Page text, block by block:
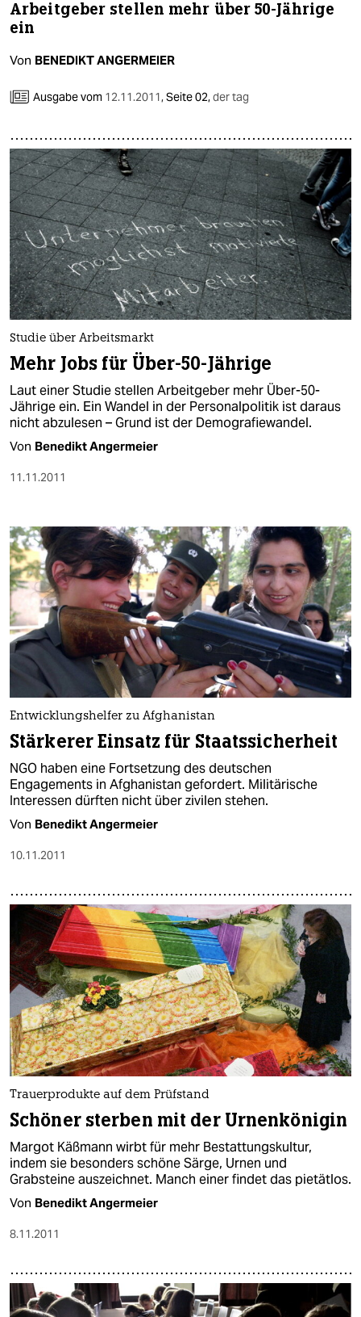
Arbeitgeber stellen mehr über 50-Jährige
ein
Von BENEDIKT ANGERMEIER
Ausgabe vom 12.11.2011,Seite 02,der tag
Studie über Arbeitsmarkt
Mehr Jobs für Über-50-Jährige
Laut einer Studie stellen Arbeitgeber mehr Über-50-
Jährige ein. Ein Wandel in der Personalpolitik ist daraus
nicht abzulesen – Grund ist der Demografiewandel.
Von Benedikt Angermeier
11.11.2011
Entwicklungshelfer zu Afghanistan
Stärkerer Einsatz für Staatssicherheit
NGO haben eine Fortsetzung des deutschen
Engagements in Afghanistan gefordert. Militärische
Interessen dürften nicht über zivilen stehen.
Von Benedikt Angermeier
10.11.2011
Trauerprodukte auf dem Prüfstand
Schöner sterben mit der Urnenkönigin
Margot Käßmann wirbt für mehr Bestattungskultur,
indem sie besonders schöne Särge, Urnen und
Grabsteine auszeichnet. Manch einer findet das pietätlos.
Von Benedikt Angermeier
8.11.2011